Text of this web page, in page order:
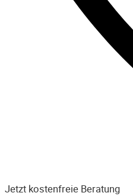
Jetzt kostenfreie Beratung